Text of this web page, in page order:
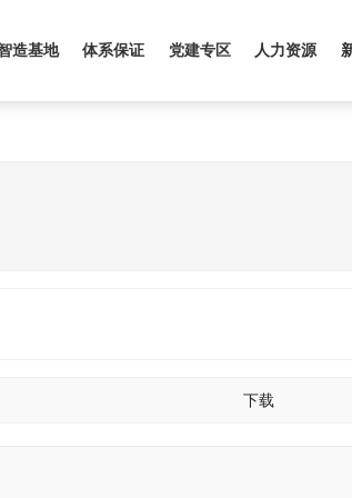
造基地 体系保证 党建专区 人力资源
下载